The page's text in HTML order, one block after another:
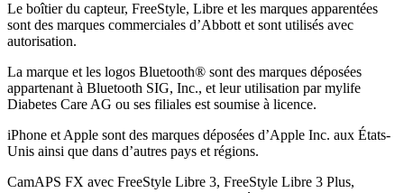
Le boîtier du capteur, FreeStyle, Libre et les marques apparentées
sont des marques commerciales d’Abbott et sont utilisés avec
autorisation.
La marque et les logos Bluetooth® sont des marques déposées
appartenant à Bluetooth SIG, Inc., et leur utilisation par mylife
Diabetes Care AG ou ses filiales est soumise à licence.
iPhone et Apple sont des marques déposées d’Apple Inc. aux États-
Unis ainsi que dans d’autres pays et régions.
CamAPS FX avec FreeStyle Libre 3, FreeStyle Libre 3 Plus,